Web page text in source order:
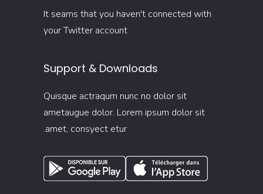
It seams that you haven't connected with
your Twitter account
Support & Downloads
Quisque actraqum nunc no dolor sit
ametaugue dolor. Lorem ipsum dolor sit
amet, consyect etur.